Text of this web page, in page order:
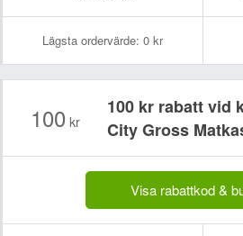
Lägsta ordervärde: 0 kr
100 kr
100 kr rabatt vid
City Gross
Visa rabattkod &